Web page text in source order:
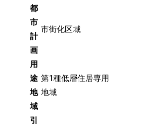
都
市
計
画
市街化区域
用
途
地
域
第1種低層住居専用
地域
引